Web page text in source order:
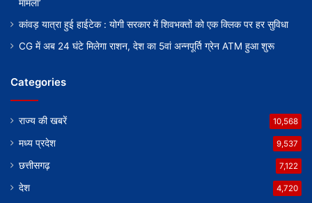
मामला’
कांवड़ यात्रा हुई हाईटेक : योगी सरकार में शिवभक्तों को एक क्लिक पर हर सुविधा
CG में अब 24 घंटे मिलेगा राशन, देश का 5वां अन्नपूर्ति ग्रेन ATM हुआ शुरू
Categories
राज्य की खबरें 10,568
मध्य प्रदेश 9,537
छत्तीसगढ़ 7,122
देश 4,720